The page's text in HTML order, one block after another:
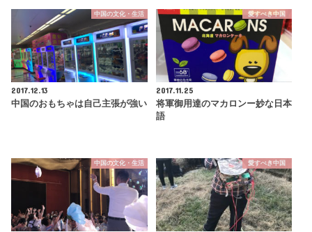
中国の文化・生活
2017.12.13
中国のおもちゃは自己主張が強い
愛すべき中国
2017.11.25
将軍御用達のマカロンー妙な日本
語
中国の文化・生活 愛すべき中国